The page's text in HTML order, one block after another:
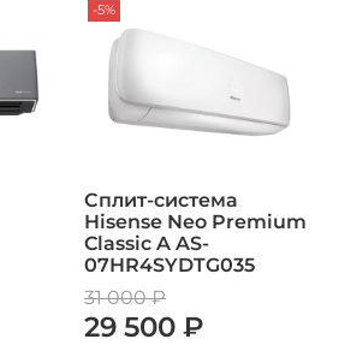
-5%
Сплит-система
Hisense Neo Premium
Classic A AS-
07HR4SYDTG035
31 000 ₽
29 500 ₽